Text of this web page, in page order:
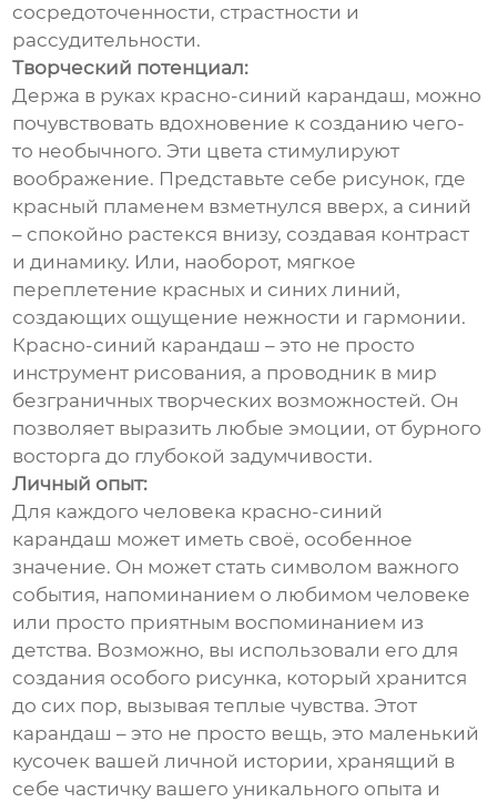
сосредоточенности, страстности и
рассудительности.
Творческий потенциал:
Держа в руках красно-синий карандаш, можно
почувствовать вдохновение к созданию чего-
то необычного. Эти цвета стимулируют
воображение. Представьте себе рисунок, где
красный пламенем взметнулся вверх, а синий
– спокойно растекся внизу, создавая контраст
и динамику. Или, наоборот, мягкое
переплетение красных и синих линий,
создающих ощущение нежности и гармонии.
Красно-синий карандаш – это не просто
инструмент рисования, а проводник в мир
безграничных творческих возможностей. Он
позволяет выразить любые эмоции, от бурного
восторга до глубокой задумчивости.
Личный опыт:
Для каждого человека красно-синий
карандаш может иметь своё, особенное
значение. Он может стать символом важного
события, напоминанием о любимом человеке
или просто приятным воспоминанием из
детства. Возможно, вы использовали его для
создания особого рисунка, который хранится
до сих пор, вызывая теплые чувства. Этот
карандаш – это не просто вещь, это маленький
кусочек вашей личной истории, хранящий в
себе частичку вашего уникального опыта и